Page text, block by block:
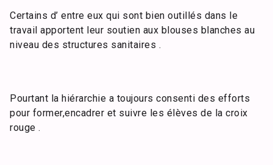
Certains d’ entre eux qui sont bien outillés dans le
travail apportent leur soutien aux blouses blanches au
niveau des structures sanitaires .
Pourtant la hiérarchie a toujours consenti des efforts
pour former,encadrer et suivre les élèves de la croix
rouge .